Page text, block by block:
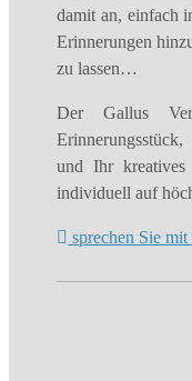
damit an, einfach
Erinnerungen
zu lassen…
Der Gallus
und Ihr kreatives
individuell auf
sprechen Sie